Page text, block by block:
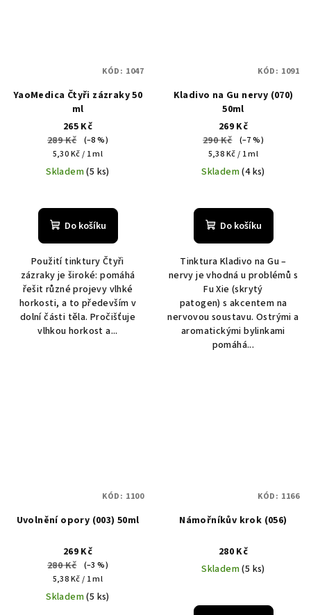
YaoMedica Čtyři zázraky 50
ml
265 Kč
289 Kč
(–8 %)
Měrná
cena:
5,30 Kč / 1 ml
Skladem(5 ks)
Do košíku
Použití tinktury Čtyři
zázraky je široké: pomáhá
řešit různé projevy vlhké
horkosti, a to především v
dolní části těla. Pročišťuje
vlhkou horkost a...
KÓD: 1047
Kladivo na Gu nervy (070)
50ml
269 Kč
290 Kč
(–7 %)
Měrná
cena:
5,38 Kč / 1 ml
Skladem(4 ks)
Do košíku
Tinktura Kladivo na Gu –
nervy je vhodná u problémů s
Fu Xie (skrytý
patogen) s akcentem na
nervovou soustavu. Ostrými a
aromatickými bylinkami
pomáhá...
KÓD: 1091
Uvolnění opory (003) 50ml
269 Kč
280 Kč
(–3 %)
Měrná
cena:
5,38 Kč / 1 ml
Skladem(5 ks)
KÓD: 1100
Námořníkův krok (056)
280 Kč
Skladem(5 ks)
KÓD: 1166